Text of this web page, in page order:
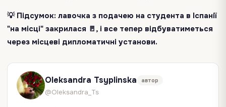
💡 Підсумок: лавочка з подачею на студента в Іспанії
"на місці" закрилася 🚪, і все тепер відбуватиметься
через місцеві дипломатичні установи.
Oleksandra Tsyplinska автор
@Oleksandra_Ts